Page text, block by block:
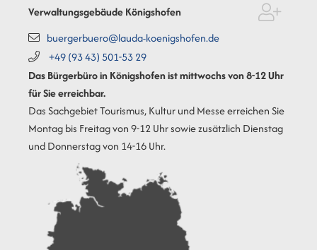
Verwaltungsgebäude Königshofen
buergerbuero@lauda-koenigshofen.de
+49 (9343) 501-5329
Das Bürgerbüro in Königshofen ist mittwochs von 8-12 Uhr
für Sie erreichbar.
Das Sachgebiet Tourismus, Kultur und Messe erreichen Sie
Montag bis Freitag von 9-12 Uhr sowie zusätzlich Dienstag
und Donnerstag von 14-16 Uhr.